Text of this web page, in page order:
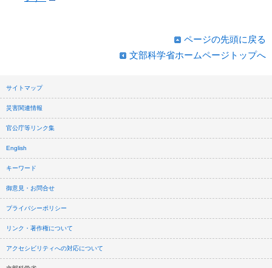
ページの先頭に戻る
文部科学省ホームページトップへ
サイトマップ
災害関連情報
官公庁等リンク集
English
キーワード
御意見・お問合せ
プライバシーポリシー
リンク・著作権について
アクセシビリティへの対応について